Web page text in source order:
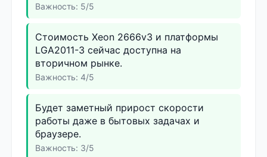
Важность: 5/5
Стоимость Xeon 2666v3 и платформы
LGA2011-3 сейчас доступна на
вторичном рынке.
Важность: 4/5
Будет заметный прирост скорости
работы даже в бытовых задачах и
браузере.
Важность: 3/5